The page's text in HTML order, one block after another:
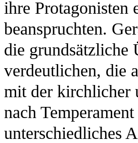
ihre Protagonisten
beanspruchten.
die grundsätzliche
verdeutlichen, die
mit der kirchlicher
nach
unterschiedliches